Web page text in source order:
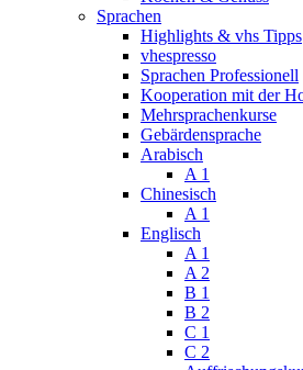
Sprachen
Highlights & vhs Tipps
vhespresso
Sprachen Professionell
Kooperation mit der
Mehrsprachenkurse
Gebärdensprache
Arabisch
A 1
Chinesisch
A 1
Englisch
A 1
A 2
B 1
B 2
C 1
C 2